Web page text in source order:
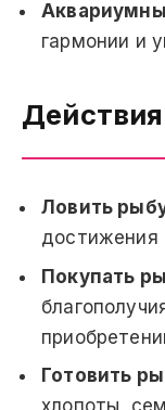
гармонии и
Ловить
достижения
Покупать
Готовить